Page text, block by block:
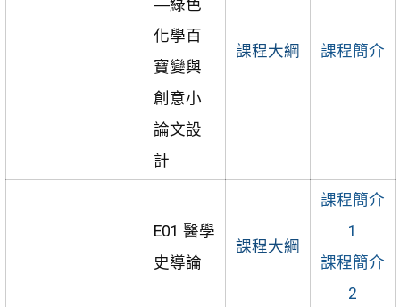
―綠色
化學百
寶變與
創意小
論文設
計
課程大綱 課程簡介
E01 醫學
史導論
課程大綱
課程簡介
1
課程簡介
2